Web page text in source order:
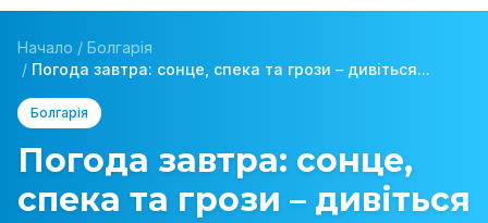
Начало / Болгарія
/ Погода завтра: сонце, спека та грози – дивіться...
Болгарія
Погода завтра: сонце,
спека та грози – дивіться